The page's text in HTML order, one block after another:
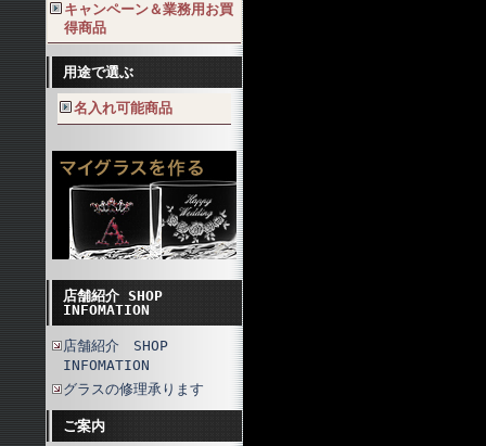
キャンペーン＆業務用お買
得商品
用途で選ぶ
名入れ可能商品
店舗紹介 SHOP
INFOMATION
店舗紹介 SHOP
INFOMATION
グラスの修理承ります
ご案内